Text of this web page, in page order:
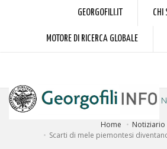
GEORGOFILI.IT CHI
MOTORE DI RICERCA GLOBALE
a cura dell'Accademia dei Georgofili
Home
Notiziario
Scarti di mele piemontesi